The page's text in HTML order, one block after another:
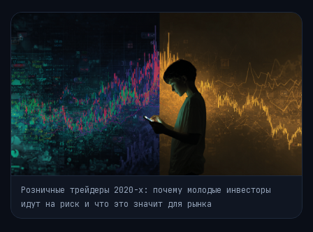
Розничные трейдеры 2020-х: почему молодые инвесторы
идут на риск и что это значит для рынка